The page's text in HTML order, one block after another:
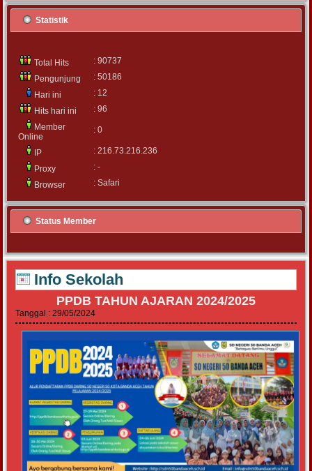
Statistik
Total Hits
: 90737
Pengunjung
: 50186
Hari ini
: 12
Hits hari ini
: 96
Member
Online
: 0
IP
: 216.73.216.236
Proxy
: -
Browser
: Safari
Status Member
Info Sekolah
PPDB TAHUN AJARAN 2024/2025
Tanggal : 29/05/2024